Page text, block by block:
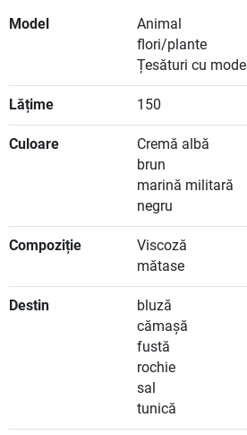
Model
Animal
flori/plante
Țesături cu model
Lățime 150
Culoare
Cremă albă
brun
marină militară
negru
Compoziție
Viscoză
mătase
Destin
bluză
cămașă
fustă
rochie
sal
tunică